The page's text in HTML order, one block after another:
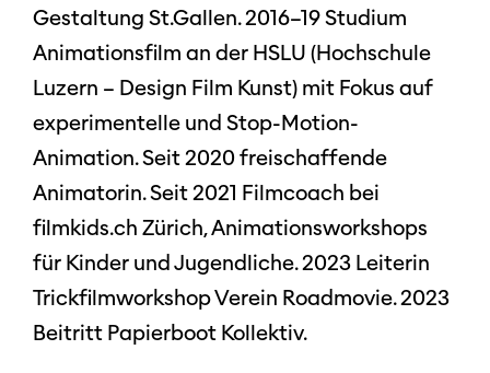
Gestaltung St.Gallen. 2016–19 Studium
Animationsfilm an der HSLU (Hochschule
Luzern – Design Film Kunst) mit Fokus auf
experimentelle und Stop-Motion-
Animation. Seit 2020 freischaffende
Animatorin. Seit 2021 Filmcoach bei
filmkids.ch Zürich, Animationsworkshops
für Kinder und Jugendliche. 2023 Leiterin
Trickfilmworkshop Verein Roadmovie. 2023
Beitritt Papierboot Kollektiv.